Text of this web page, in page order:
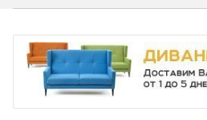
Оплата и